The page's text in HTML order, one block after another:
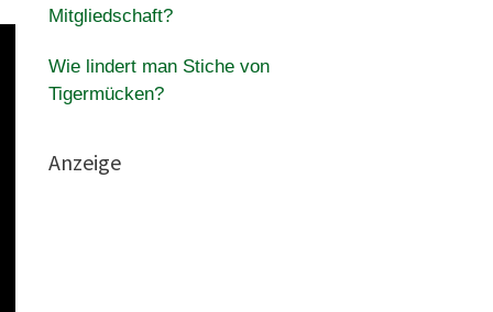
Mitgliedschaft?
Wie lindert man Stiche von
Tigermücken?
Anzeige